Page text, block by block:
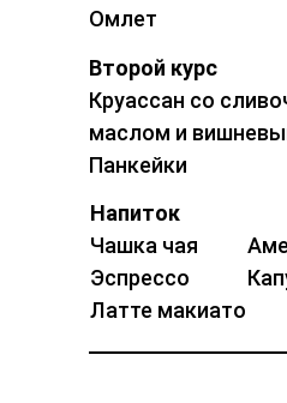
Омлет
Второй курс
Круассан со
маслом и
Панкейки
Напиток
Чашка чая
Эспрессо
Латте макиато